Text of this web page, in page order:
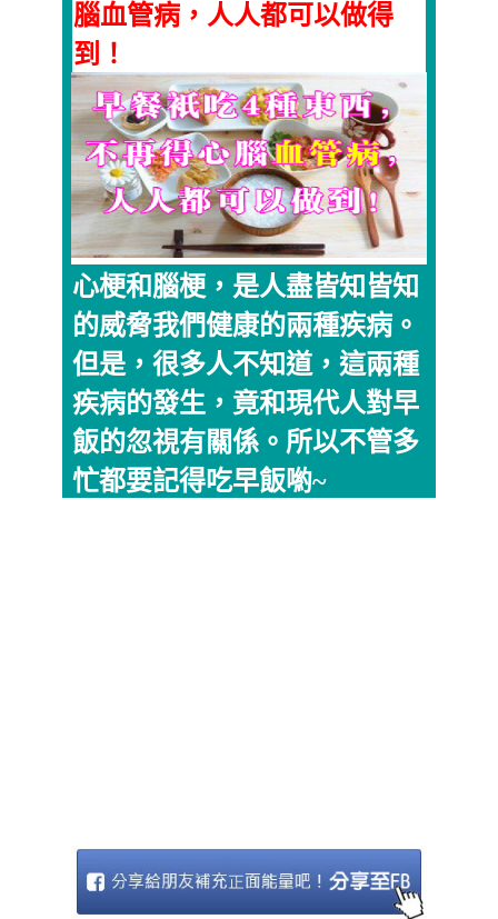
腦血管病，人人都可以做得
到！
心梗和腦梗，是人盡皆知皆知
的威脅我們健康的兩種疾病。
但是，很多人不知道，這兩種
疾病的發生，竟和現代人對早
飯的忽視有關係。所以不管多
忙都要記得吃早飯喲~